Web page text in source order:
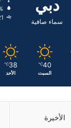
دبي
سماء صافية
40
℃
السبت
38
℃
الأحد
الأخيرة